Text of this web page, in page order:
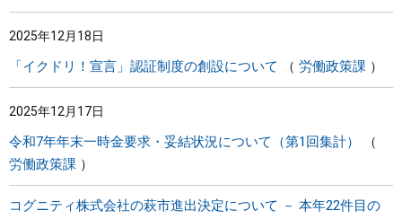
2025年12月18日
「イクドリ！宣言」認証制度の創設について 労働政策課
2025年12月17日
令和7年年末一時金要求・妥結状況について（第1回集計）
労働政策課
コグニティ株式会社の萩市進出決定について － 本年22件目の